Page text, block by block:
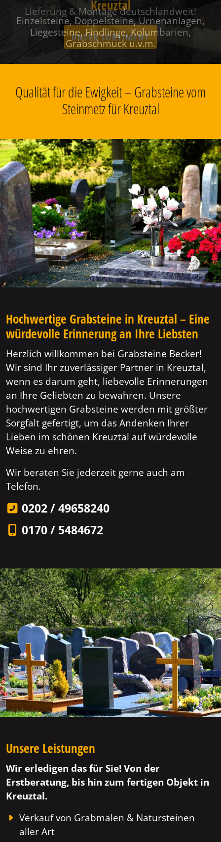
Kreuztal
Einzelsteine, Doppelsteine, Urnenanlagen,
Liegesteine, Findlinge, Kolumbarien,
Grabschmuck u.v.m.
Qualität für die Ewigkeit – Grabsteine vom
Steinmetz für Kreuztal
Hochwertige Grabsteine in Kreuztal – Eine
würdevolle Erinnerung an Ihre Liebsten
Herzlich willkommen bei Grabsteine Becker!
Wir sind Ihr zuverlässiger Partner in Kreuztal,
wenn es darum geht, liebevolle Erinnerungen
an Ihre Geliebten zu bewahren. Unsere
hochwertigen Grabsteine werden mit größter
Sorgfalt gefertigt, um das Andenken Ihrer
Lieben im schönen Kreuztal auf würdevolle
Weise zu ehren.
Wir beraten Sie jederzeit gerne auch am
Telefon.
0202 / 49658240
0170 / 5484672
Unsere Leistungen
Wir erledigen das für Sie! Von der
Erstberatung, bis hin zum fertigen Objekt in
Kreuztal.
Verkauf von Grabmalen & Natursteinen
aller Art